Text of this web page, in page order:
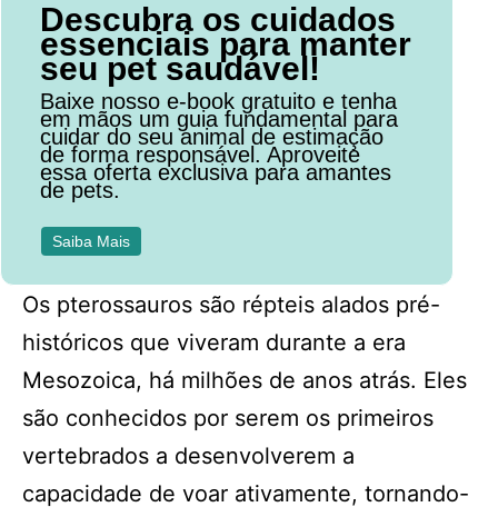
Descubra os cuidados
essenciais para manter
seu pet saudável!
Baixe nosso e-book gratuito e tenha
em mãos um guia fundamental para
cuidar do seu animal de estimação
de forma responsável. Aproveite
essa oferta exclusiva para amantes
de pets.
Saiba Mais
Os pterossauros são répteis alados pré-
históricos que viveram durante a era
Mesozoica, há milhões de anos atrás. Eles
são conhecidos por serem os primeiros
vertebrados a desenvolverem a
capacidade de voar ativamente, tornando-